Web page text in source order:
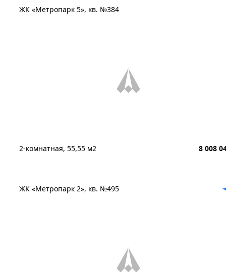
ЖК «Метропарк 5», кв. №384
2-комнатная, 55,55 м2 8 008
ЖК «Метропарк 2», кв. №495